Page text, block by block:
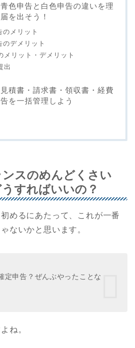
色申告と白色申告の違いを理
を出そう！
メリット
デメリット
メリット・デメリット
出
積書・請求書・領収書・経費
を一括管理しよう
スのめんどくさい
すればいいの？
めるにあたって、これが一番
ないかと思います。
定申告？ぜんぶやったことな
ね。